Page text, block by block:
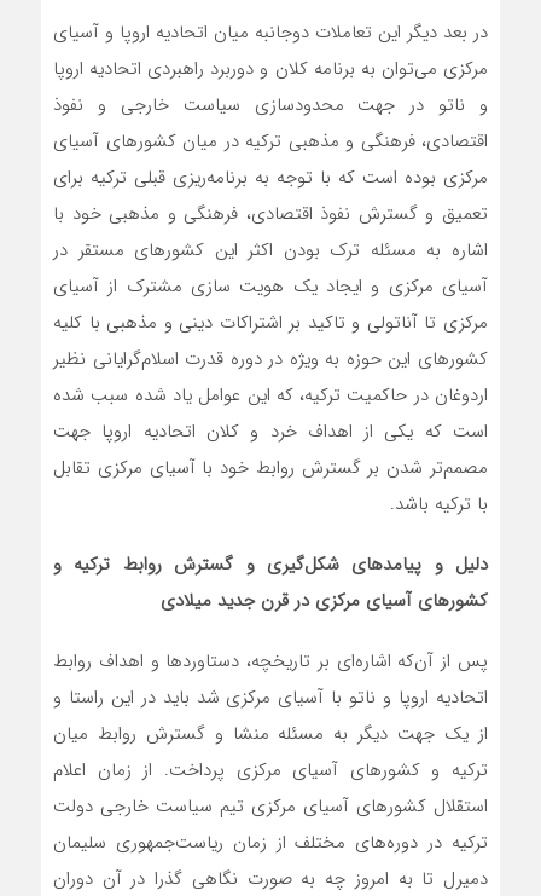
در بعد دیگر این تعاملات دوجانبه میان اتحادیه اروپا و آسیای
مرکزی می‌توان به برنامه کلان و دوربرد راهبردی اتحادیه اروپا
و ناتو در جهت محدودسازی سیاست خارجی و نفوذ
اقتصادی، فرهنگی و مذهبی ترکیه در میان کشورهای آسیای
مرکزی بوده است که با توجه به برنامه‌ریزی قبلی ترکیه برای
تعمیق و گسترش نفوذ اقتصادی، فرهنگی و مذهبی خود با
اشاره به مسئله ترک بودن اکثر این کشورهای مستقر در
آسیای مرکزی و ایجاد یک هویت‌ سازی مشترک از آسیای
مرکزی تا آناتولی و تاکید بر اشتراکات دینی و مذهبی با کلیه
کشورهای این حوزه به ویژه در دوره قدرت اسلام‌گرایانی نظیر
اردوغان در حاکمیت ترکیه، که این عوامل یاد شده سبب شده
است که یکی از اهداف خرد و کلان اتحادیه اروپا جهت
مصمم‌تر شدن بر گسترش روابط خود با آسیای مرکزی تقابل
با ترکیه باشد.
دلیل و پیامدهای شکل‌گیری و گسترش روابط ترکیه و
کشورهای آسیای مرکزی در قرن جدید میلادی
پس از آن‌که اشاره‌ای بر تاریخچه، دستاوردها و اهداف روابط
اتحادیه اروپا و ناتو با آسیای مرکزی شد باید در این راستا و
از یک جهت دیگر به مسئله منشا و گسترش روابط میان
ترکیه و کشورهای آسیای مرکزی پرداخت. از زمان اعلام
استقلال کشورهای آسیای مرکزی تیم سیاست خارجی دولت
ترکیه در دوره‌های مختلف از زمان ریاست‌جمهوری سلیمان
دمیرل تا به امروز چه به صورت نگاهی گذرا در آن دوران